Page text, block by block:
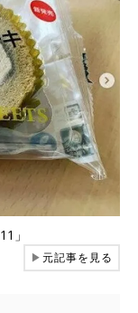
」
▶元記事を見る